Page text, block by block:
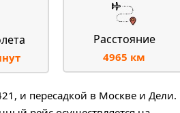
Расстояние
4965 км
и пересадкой в Москве и Дели.